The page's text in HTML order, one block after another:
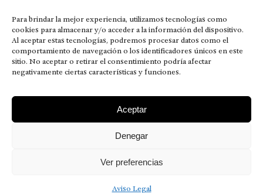
Para brindar la mejor experiencia, utilizamos tecnologías como
cookies para almacenar y/o acceder a la información del dispositivo.
Al aceptar estas tecnologías, podremos procesar datos como el
comportamiento de navegación o los identificadores únicos en este
sitio. No aceptar o retirar el consentimiento podría afectar
negativamente ciertas características y funciones.
Aceptar
Denegar
Ver preferencias
Aviso Legal
El concepto de familia no está limitado exclusivamente a la sangre; seres
que surgen en nuestro diario vivir suelen pesar más que los
emparentados. Más bien, el apego de estas dos versiones de seres
queridos mueve ideales provenientes de sus vivencias.
This is for nuestra gente.” – HRSuriel
MISIÓN VISIÓN VALORES
CONTACTOS
2026 RDÉ Digital, todos los derechos reservados.